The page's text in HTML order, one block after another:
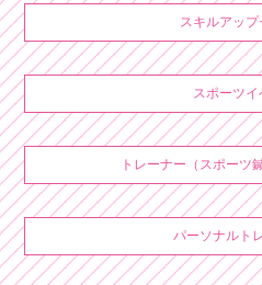
スキルアップ
スポーツイ
トレーナー（スポーツ
パーソナルト